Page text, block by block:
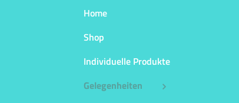
Home
Shop
Individuelle Produkte
Gelegenheiten